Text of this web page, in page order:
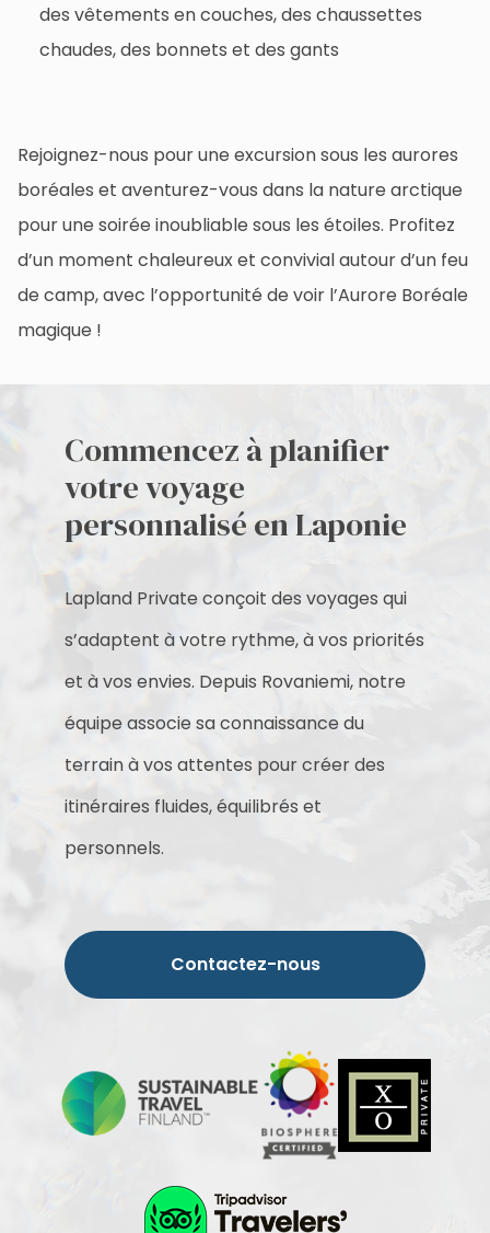
des vêtements en couches, des chaussettes
chaudes, des bonnets et des gants
Rejoignez-nous pour une excursion sous les aurores
boréales et aventurez-vous dans la nature arctique
pour une soirée inoubliable sous les étoiles. Profitez
d’un moment chaleureux et convivial autour d’un feu
de camp, avec l’opportunité de voir l’Aurore Boréale
magique !
Commencez à planifier
votre voyage
personnalisé en Laponie
Lapland Private conçoit des voyages qui
s’adaptent à votre rythme, à vos priorités
et à vos envies. Depuis Rovaniemi, notre
équipe associe sa connaissance du
terrain à vos attentes pour créer des
itinéraires fluides, équilibrés et
personnels.
Contactez-nous